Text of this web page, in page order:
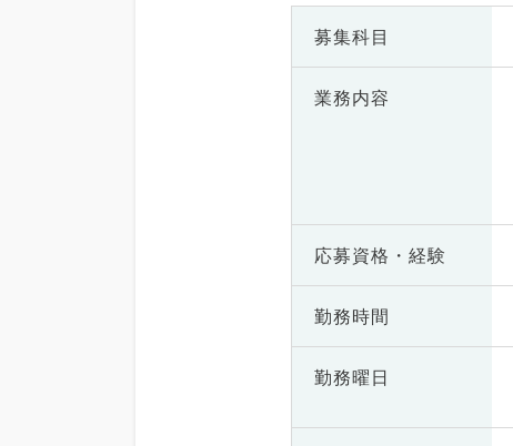
募集科目
業務内容
応募資格・ 経験
勤務時間
勤務曜日